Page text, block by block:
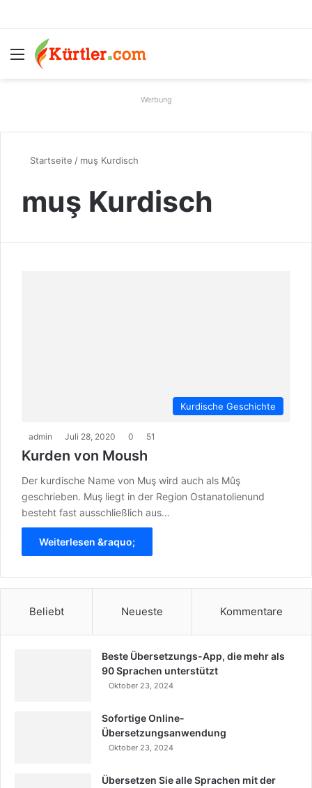
Menü
Werbung
Startseite / muş Kurdisch
muş Kurdisch
Kurdische Geschichte
admin Juli 28, 2020 0 51
Kurden von Moush
Der kurdische Name von Muş wird auch als Mûş
geschrieben. Muş liegt in der Region Ostanatolienund
besteht fast ausschließlich aus…
Weiterlesen &raquo;
Beliebt Neueste Kommentare
Beste Übersetzungs-App, die mehr als
90 Sprachen unterstützt
Oktober 23, 2024
Sofortige Online-
Übersetzungsanwendung
Oktober 23, 2024
Übersetzen Sie alle Sprachen mit der